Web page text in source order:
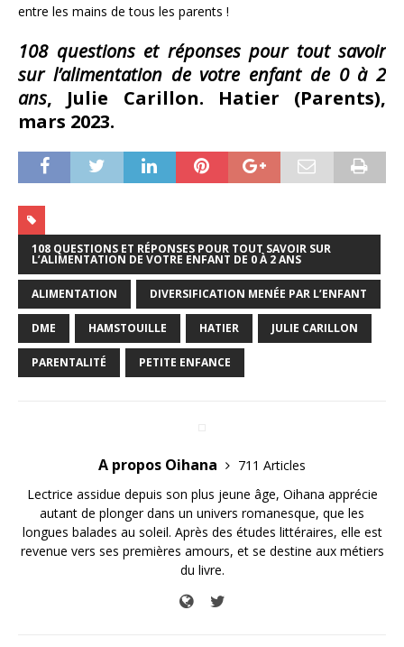
entre les mains de tous les parents !
108 questions et réponses pour tout savoir
sur l’alimentation de votre enfant de 0 à 2
ans, Julie Carillon. Hatier (Parents),
mars 2023.
108 QUESTIONS ET RÉPONSES POUR TOUT SAVOIR SUR
L’ALIMENTATION DE VOTRE ENFANT DE 0 À 2 ANS
ALIMENTATION DIVERSIFICATION MENÉE PAR L’ENFANT
DME HAMSTOUILLE HATIER JULIE CARILLON
PARENTALITÉ PETITE ENFANCE
A propos Oihana
711 Articles
Lectrice assidue depuis son plus jeune âge, Oihana apprécie
autant de plonger dans un univers romanesque, que les
longues balades au soleil. Après des études littéraires, elle est
revenue vers ses premières amours, et se destine aux métiers
du livre.